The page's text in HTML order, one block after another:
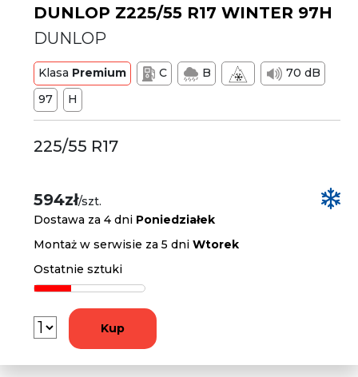
DUNLOP Z225/55 R17 WINTER 97H
DUNLOP
Klasa Premium C B
70 dB
97
H
225/55 R17
594zł/szt.
Dostawa za 4 dni Poniedziałek
Montaż w serwisie za 5 dniWtorek
Ostatnie sztuki
Kup